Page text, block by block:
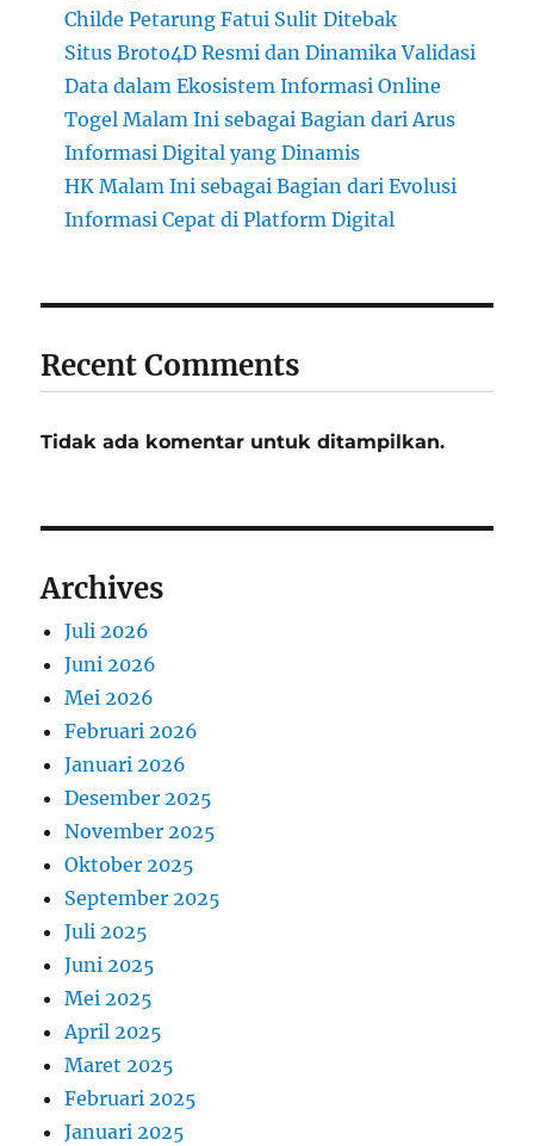
Childe Petarung Fatui Sulit Ditebak
Situs Broto4D Resmi dan Dinamika Validasi
Data dalam Ekosistem Informasi Online
Togel Malam Ini sebagai Bagian dari Arus
Informasi Digital yang Dinamis
HK Malam Ini sebagai Bagian dari Evolusi
Informasi Cepat di Platform Digital
Recent Comments
Tidak ada komentar untuk ditampilkan.
Archives
Juli 2026
Juni 2026
Mei 2026
Februari 2026
Januari 2026
Desember 2025
November 2025
Oktober 2025
September 2025
Juli 2025
Juni 2025
Mei 2025
April 2025
Maret 2025
Februari 2025
Januari 2025